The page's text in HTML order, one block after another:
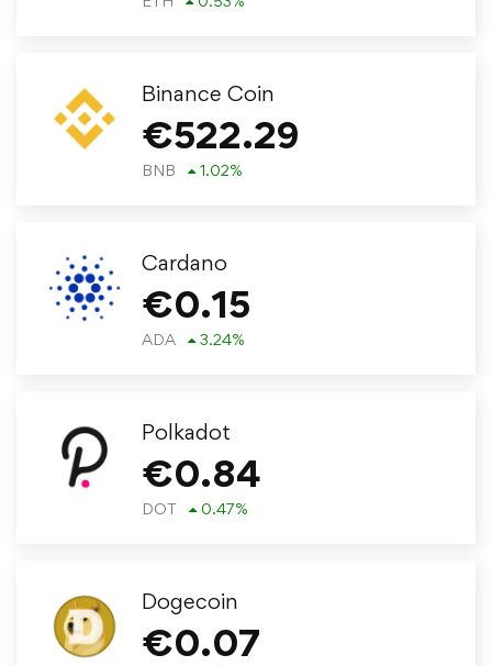
Binance Coin
€522.29
BNB 1.02%
Cardano
€0.15
ADA 3.24%
Polkadot
€0.84
DOT 0.47%
Dogecoin
€0.07